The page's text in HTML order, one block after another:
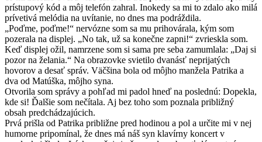
prístupový kód a môj telefón zahral. Inokedy sa mi to zdalo ako milá
prívetivá melódia na uvítanie, no dnes ma podráždila.
„Poďme, poďme!“ nervózne som sa mu prihovárala, kým som
pozerala na displej. „No tak, už sa konečne zapni!“ zvrieskla som.
Keď displej ožil, namrzene som si sama pre seba zamumlala: „Daj si
pozor na želania.“ Na obrazovke svietilo dvanásť neprijatých
hovorov a desať správ. Väčšina bola od môjho manžela Patrika a
dva od Matúška, môjho syna.
Otvorila som správy a pohľad mi padol hneď na poslednú: Dopekla,
kde si! Ďalšie som nečítala. Aj bez toho som poznala približný
obsah predchádzajúcich.
Prvá prišla od Patrika približne pred hodinou a pol a určite mi v nej
humorne pripomínal, že dnes má náš syn klavírny koncert v